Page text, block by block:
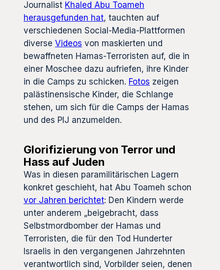
Journalist Khaled Abu Toameh
herausgefunden hat, tauchten auf
verschiedenen Social-Media-Plattformen
diverse Videos von maskierten und
bewaffneten Hamas-Terroristen auf, die in
einer Moschee dazu aufriefen, ihre Kinder
in die Camps zu schicken. Fotos zeigen
palästinensische Kinder, die Schlange
stehen, um sich für die Camps der Hamas
und des PIJ anzumelden.
Glorifizierung von Terror und
Hass auf Juden
Was in diesen paramilitärischen Lagern
konkret geschieht, hat Abu Toameh schon
vor Jahren berichtet: Den Kindern werde
unter anderem „beigebracht, dass
Selbstmordbomber der Hamas und
Terroristen, die für den Tod Hunderter
Israelis in den vergangenen Jahrzehnten
verantwortlich sind, Vorbilder seien, denen